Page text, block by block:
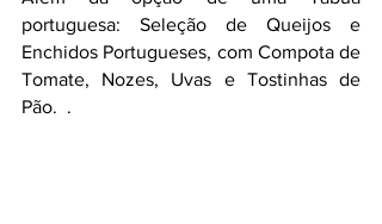
portuguesa: Seleção de Queijos e
Enchidos Portugueses, com Compota de
Tomate, Nozes, Uvas e Tostinhas de
Pão.  .